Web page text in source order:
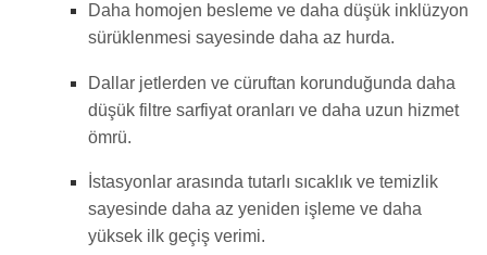
Daha homojen besleme ve daha düşük inklüzyon
sürüklenmesi sayesinde daha az hurda.
Dallar jetlerden ve cüruftan korunduğunda daha
düşük filtre sarfiyat oranları ve daha uzun hizmet
ömrü.
İstasyonlar arasında tutarlı sıcaklık ve temizlik
sayesinde daha az yeniden işleme ve daha
yüksek ilk geçiş verimi.